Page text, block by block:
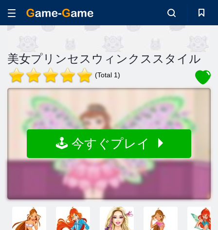
美女プリンセスウィンクススタイル
(Total 1)
🕹️ 今すぐプレイ